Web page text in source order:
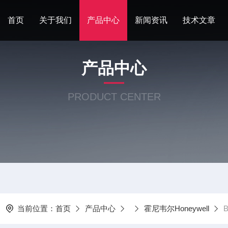
首页 关于我们 产品中心 新闻资讯 技术文章
产品中心
PRODUCT CENTER
当前位置： 首页 产品中心 霍尼韦尔Honeywell